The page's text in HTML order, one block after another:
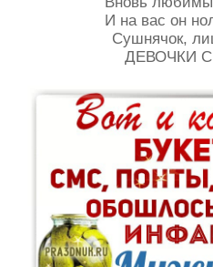
И на вас он
Сушнячок,
ДЕВОЧКИ